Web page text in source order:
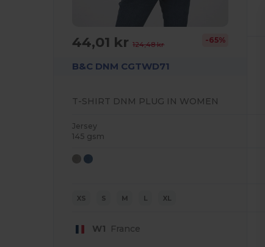
44,01 kr124,48 kr -65%
B&C DNM CGTWD71
T-SHIRT DNM PLUG IN WOMEN
Jersey
145 gsm
XS S M L XL
W1 France